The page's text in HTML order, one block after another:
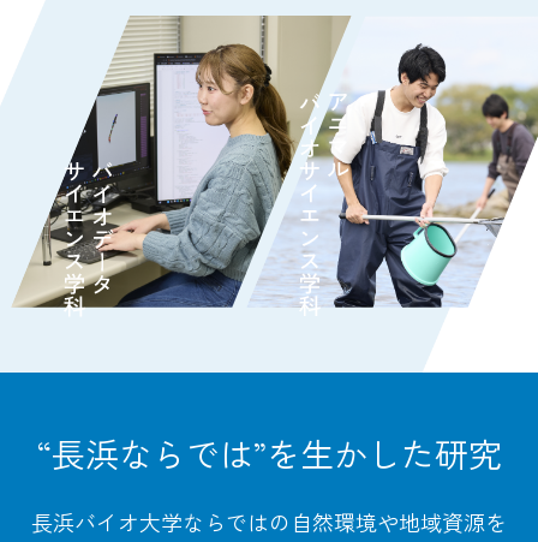
“長浜ならでは”を生かした研究
長浜バイオ大学ならではの自然環境や地域資源を